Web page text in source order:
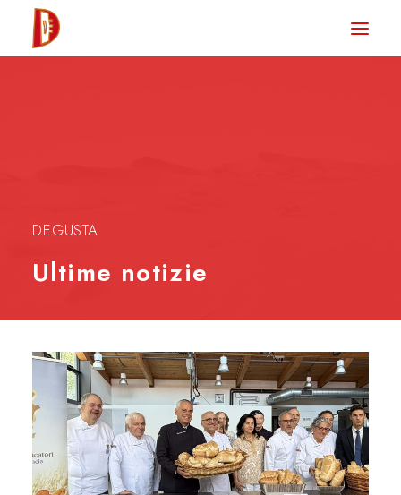
HOME
CLUB DEGUSTA
STORE
RICERCA
DEGUSTA
Ultime notizie